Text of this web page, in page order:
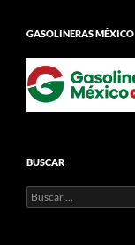
GASOLINERAS MÉXICO
BUSCAR
Buscar: